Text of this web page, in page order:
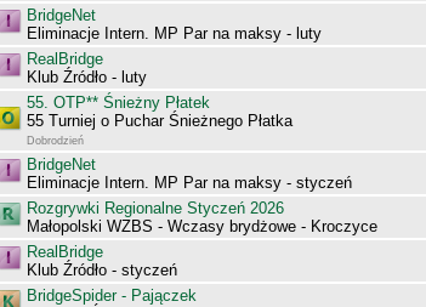
BridgeNet
Eliminacje Intern. MP Par na maksy - luty
RealBridge
Klub Źródło - luty
55. OTP** Śnieżny Płatek
55 Turniej o Puchar Śnieżnego Płatka
Dobrodzień
BridgeNet
Eliminacje Intern. MP Par na maksy - styczeń
Rozgrywki Regionalne Styczeń 2026
Małopolski WZBS - Wczasy brydżowe - Kroczyce
RealBridge
Klub Źródło - styczeń
BridgeSpider - Pajączek